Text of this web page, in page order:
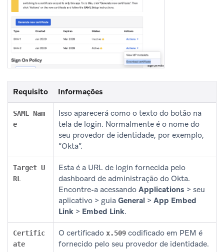
Requisito Informações
SAML Nam
e
Isso aparecerá como o texto do botão na
tela de login. Normalmente é o nome do
seu provedor de identidade, por exemplo,
“Okta”.
Target U
RL
Esta é a URL de login fornecida pelo
dashboard de administração do Okta.
Encontre-a acessando Applications > seu
aplicativo > guia General > App Embed
Link > Embed Link.
Certific
ate
O certificado x.509 codificado em PEM é
fornecido pelo seu provedor de identidade.